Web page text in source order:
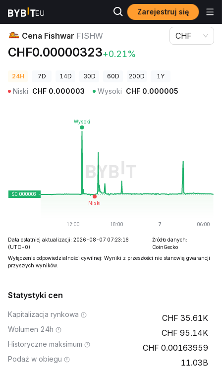
Zarejestruj się
Ceny kryptowalut Cena Fishwar FISHW
Cena Fishwar FISHW
CHF0.00000323+0.21%
CHF
24H 7D 14D 30D 60D 200D 1Y
Niski CHF 0.000003 Wysoki CHF 0.000005
Data ostatniej aktualizacji: 2026-08-07 07:23:16
(UTC+0)
Źródło danych:
CoinGecko
Wyłączenie odpowiedzialności cywilnej: Wyniki z przeszłości nie stanowią gwarancji
przyszłych wyników.
Statystyki cen
Kapitalizacja rynkowa 35.61K
Wolumen 24h 95.14K
Historyczne maksimum 0.00163959
Podaż w obiegu 11.03B